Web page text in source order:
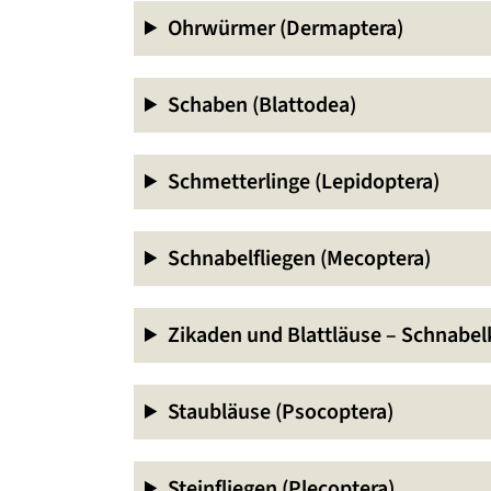
Ohrwürmer (Dermaptera)
Schaben (Blattodea)
Schmetterlinge (Lepidoptera)
Schnabelfliegen (Mecoptera)
Zikaden und Blattläuse –
Staubläuse (Psocoptera)